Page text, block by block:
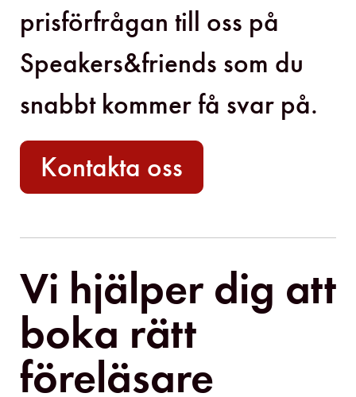
prisförfrågan till oss på
Speakers&friends som du
snabbt kommer få svar på.
Kontakta oss
Vi hjälper dig att
boka rätt
föreläsare